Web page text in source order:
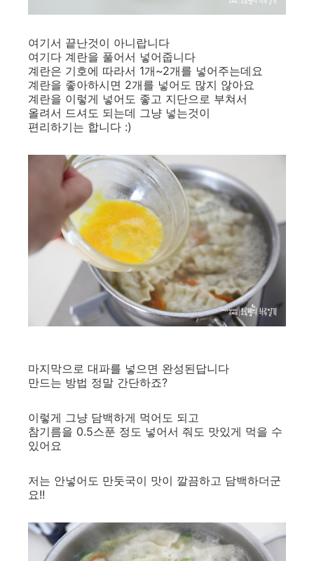
여기서 끝난것이 아니랍니다
여기다 계란을 풀어서 넣어줍니다
계란은 기호에 따라서 1개~2개를 넣어주는데요
계란을 좋아하시면 2개를 넣어도 많지 않아요
계란을 이렇게 넣어도 좋고 지단으로 부쳐서
올려서 드셔도 되는데 그냥 넣는것이
편리하기는 합니다 :)
마지막으로 대파를 넣으면 완성된답니다
만드는 방법 정말 간단하죠?
이렇게 그냥 담백하게 먹어도 되고
참기름을 0.5스푼 정도 넣어서 줘도 맛있게 먹을 수
있어요
저는 안넣어도 만둣국이 맛이 깔끔하고 담백하더군
요!!